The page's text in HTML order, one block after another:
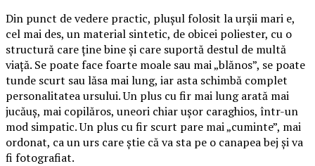
Din punct de vedere practic, plușul folosit la urșii mari e,
cel mai des, un material sintetic, de obicei poliester, cu o
structură care ține bine și care suportă destul de multă
viață. Se poate face foarte moale sau mai „blănos”, se poate
tunde scurt sau lăsa mai lung, iar asta schimbă complet
personalitatea ursului. Un plus cu fir mai lung arată mai
jucăuș, mai copilăros, uneori chiar ușor caraghios, într-un
mod simpatic. Un plus cu fir scurt pare mai „cuminte”, mai
ordonat, ca un urs care știe că va sta pe o canapea bej și va
fi fotografiat.